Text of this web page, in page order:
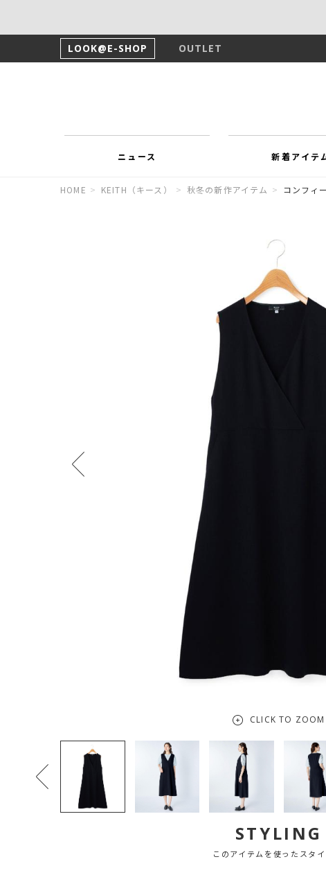
LOOK@E-SHOP OUTLET
ニュース 新着アイテ
HOME > KEITH（キース） > 秋冬の新作アイテム > コンフィ
CLICK TO ZOOM
STYLING
このアイテムを使ったスタ